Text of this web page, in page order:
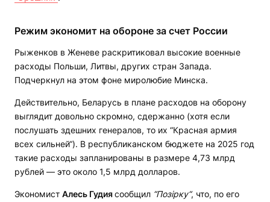
Режим экономит на обороне за счет России
Рыженков в Женеве раскритиковал высокие военные
расходы Польши, Литвы, других стран Запада.
Подчеркнул на этом фоне миролюбие Минска.
Действительно, Беларусь в плане расходов на оборону
выглядит довольно скромно, сдержанно (хотя если
послушать здешних генералов, то их “Красная армия
всех сильней“). В республиканском бюджете на 2025 год
такие расходы запланированы в размере 4,73 млрд
рублей — это около 1,5 млрд долларов.
Экономист Алесь Гудиясообщил “Позірку“, что, по его